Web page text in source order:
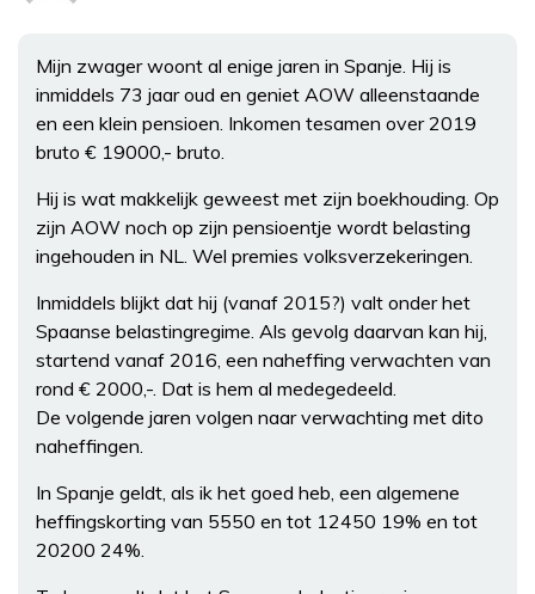
Mijn zwager woont al enige jaren in Spanje. Hij is
inmiddels 73 jaar oud en geniet AOW alleenstaande
en een klein pensioen. Inkomen tesamen over 2019
bruto € 19000,- bruto.
Hij is wat makkelijk geweest met zijn boekhouding. Op
zijn AOW noch op zijn pensioentje wordt belasting
ingehouden in NL. Wel premies volksverzekeringen.
Inmiddels blijkt dat hij (vanaf 2015?) valt onder het
Spaanse belastingregime. Als gevolg daarvan kan hij,
startend vanaf 2016, een naheffing verwachten van
rond € 2000,-. Dat is hem al medegedeeld.
De volgende jaren volgen naar verwachting met dito
naheffingen.
In Spanje geldt, als ik het goed heb, een algemene
heffingskorting van 5550 en tot 12450 19% en tot
20200 24%.